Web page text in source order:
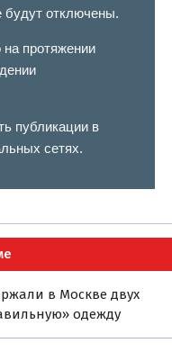
будут отключены.
на протяжении
публикации в
сетях.
в Москве двух
одежду